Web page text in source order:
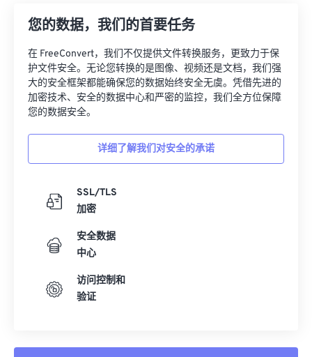
您的数据，我们的首要任务
在 FreeConvert，我们不仅提供文件转换服务，更致力于保
护文件安全。无论您转换的是图像、视频还是文档，我们强
大的安全框架都能确保您的数据始终安全无虞。凭借先进的
加密技术、安全的数据中心和严密的监控，我们全方位保障
您的数据安全。
详细了解我们对安全的承诺
SSL/TLS
加密
安全数据
中心
访问控制和
验证